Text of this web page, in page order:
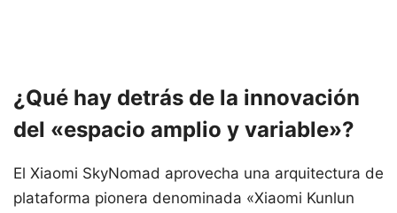
¿Qué hay detrás de la innovación
del «espacio amplio y variable»?
El Xiaomi SkyNomad aprovecha una arquitectura de
plataforma pionera denominada «Xiaomi Kunlun